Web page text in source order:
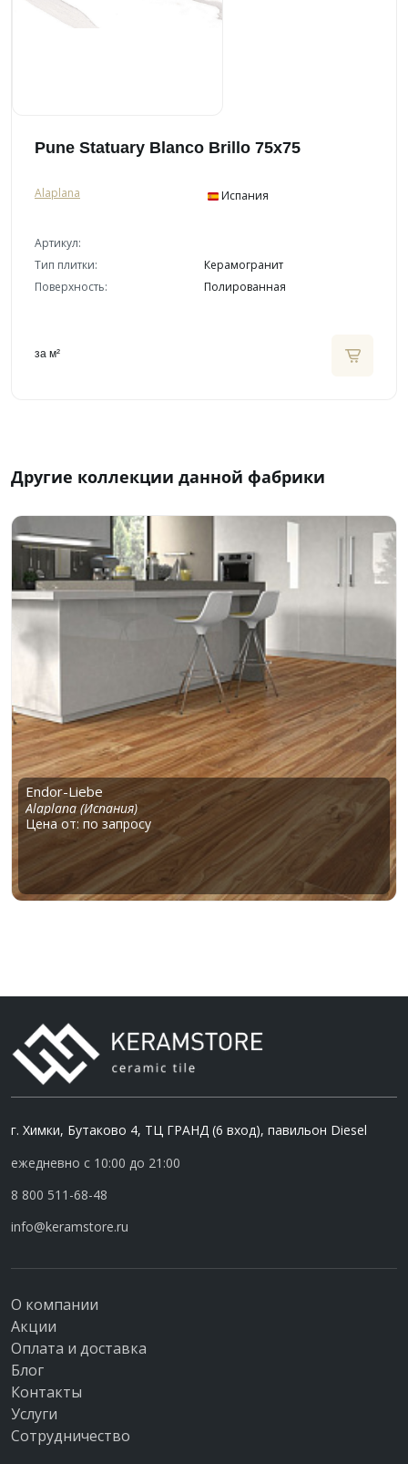
Pune Statuary Blanco Brillo 75х75
Alaplana Испания
Артикул:
Тип плитки:
Керамогранит
Поверхность:
Полированная
за м²
Другие коллекции данной фабрики
Endor-Liebe
Alaplana (Испания)
Цена от: по запросу
г. Химки, Бутаково 4, ТЦ ГРАНД (6 вход), павильон Diesel
ежедневно с 10:00 до 21:00
8 800 511-68-48
info@keramstore.ru
О компании
Акции
Оплата и доставка
Блог
Контакты
Услуги
Сотрудничество